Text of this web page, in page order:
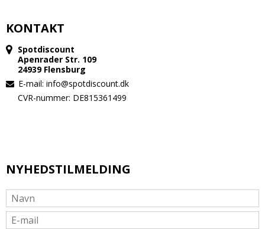
KONTAKT
Spotdiscount
Apenrader Str. 109
24939 Flensburg
E-mail: info@spotdiscount.dk
CVR-nummer: DE815361499
NYHEDSTILMELDING